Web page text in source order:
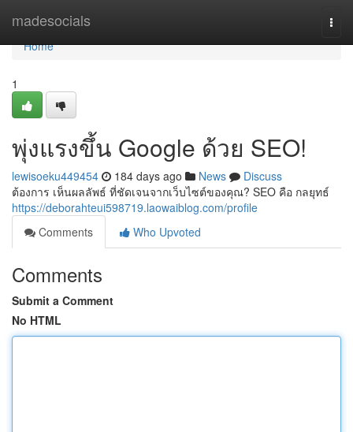
madesocials
Home
Home
1
พุ่งแรงขึ้น Google ด้วย SEO!
lewisoeku449454 184 days ago News
Discuss
ต้องการ เห็นผลลัพธ์ ที่ชัดเจนจากเว็บไซต์ของคุณ? SEO คือ กลยุทธ์
https://deborahteui598719.laowaiblog.com/profile
Comments
Who Upvoted
Comments
Submit a Comment
No HTML